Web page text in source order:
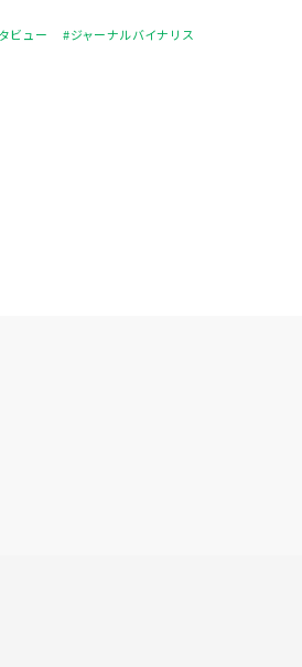
ビュー
#ジャーナルバイナリス